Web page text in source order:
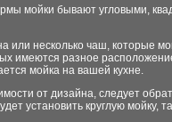
мойки бывают угловыми,
или несколько чаш, которые
имеются разное
мойка на вашей кухне.
от дизайна, следует
установить круглую мойку,